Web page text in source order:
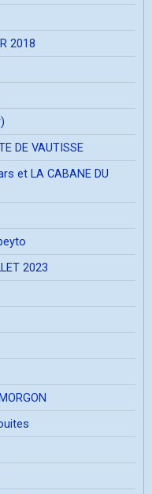
2018
DE VAUTISSE
et LA CABANE DU
2023